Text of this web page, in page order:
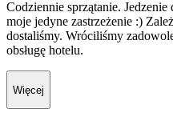
Codziennie sprzątanie.
moje jedyne zastrzeżenie :)
dostaliśmy. Wróciliśmy
obsługę hotelu.
Więcej